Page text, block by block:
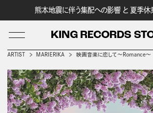
熊本地震に伴う集配への影響 と 夏季休
KING RECORDS
LOG IN
ARTIST ＭＡＲＩＥＲＩＫＡ 映画音楽に恋して～Romance～